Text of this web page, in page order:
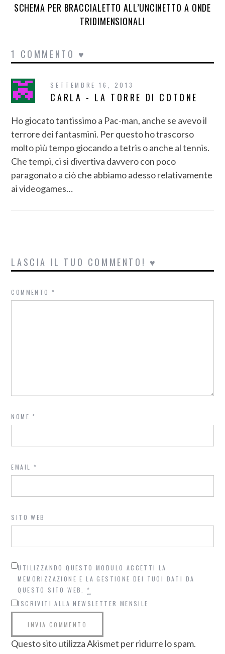
SCHEMA PER BRACCIALETTO ALL’UNCINETTO A ONDE
TRIDIMENSIONALI
1 COMMENTO ♥
SETTEMBRE 16, 2013
CARLA - LA TORRE DI COTONE
Ho giocato tantissimo a Pac-man, anche se avevo il
terrore dei fantasmini. Per questo ho trascorso
molto più tempo giocando a tetris o anche al tennis.
Che tempi, ci si divertiva davvero con poco
paragonato a ciò che abbiamo adesso relativamente
ai videogames…
LASCIA IL TUO COMMENTO! ♥
COMMENTO*
NOME*
EMAIL *
SITO WEB
UTILIZZANDO QUESTO MODULO ACCETTI LA
MEMORIZZAZIONE E LA GESTIONE DEI TUOI DATI DA
QUESTO SITO WEB.*
ISCRIVITI ALLA NEWSLETTER MENSILE
Questo sito utilizza Akismet per ridurre lo spam.